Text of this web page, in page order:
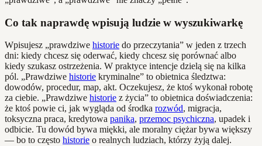
Co tak naprawdę wpisują ludzie w wyszukiwarkę
Wpisujesz „prawdziwe historie do przeczytania” w jeden z trzech
dni: kiedy chcesz się oderwać, kiedy chcesz się porównać albo
kiedy szukasz ostrzeżenia. W praktyce intencje dzielą się na kilka
pól. „Prawdziwe historie kryminalne” to obietnica śledztwa:
dowodów, procedur, map, akt. Oczekujesz, że ktoś wykonał robotę
za ciebie. „Prawdziwe historie z życia” to obietnica doświadczenia:
że ktoś powie ci, jak wygląda od środka rozwód, migracja,
toksyczna praca, kredytowa panika, przemoc psychiczna, upadek i
odbicie. Tu dowód bywa miękki, ale moralny ciężar bywa większy
— bo to często historie o realnych ludziach, którzy żyją dalej.